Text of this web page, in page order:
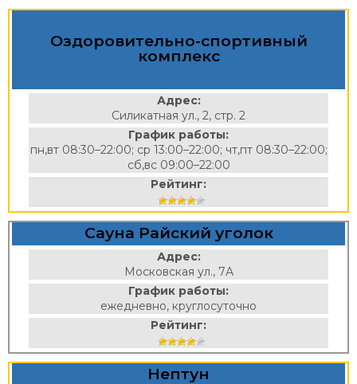
Оздоровительно-спортивный
комплекс
Адрес:
Силикатная ул., 2, стр. 2
График работы:
пн,вт 08:30–22:00; ср 13:00–22:00; чт,пт 08:30–22:00;
сб,вс 09:00–22:00
Рейтинг:
Сауна Райский уголок
Адрес:
Московская ул., 7А
График работы:
ежедневно, круглосуточно
Рейтинг:
Нептун